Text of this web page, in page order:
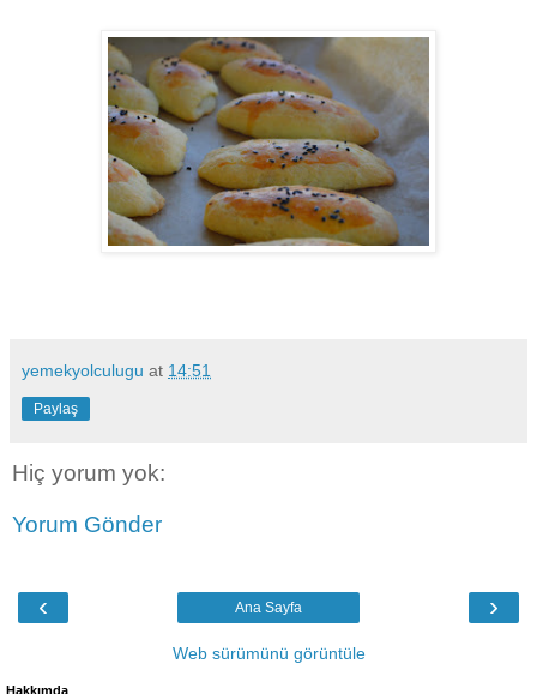
yemekyolculugu at 14:51
Paylaş
Hiç yorum yok:
Yorum Gönder
‹ ›
Ana Sayfa
Web sürümünü görüntüle
Hakkımda